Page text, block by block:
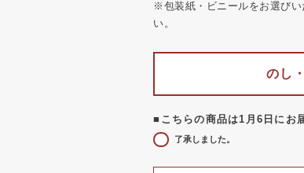
※包装紙・ビニールをお選びい
い。
のし
■こちらの商品は1月6日にお
了承しました。